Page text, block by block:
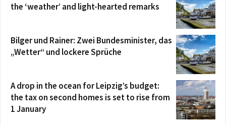
the ‘weather’ and light-hearted remarks
Bilger und Rainer: Zwei Bundesminister, das
„Wetter“ und lockere Sprüche
A drop in the ocean for Leipzig’s budget:
the tax on second homes is set to rise from
1 January